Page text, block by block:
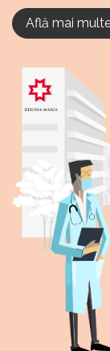
Află mai